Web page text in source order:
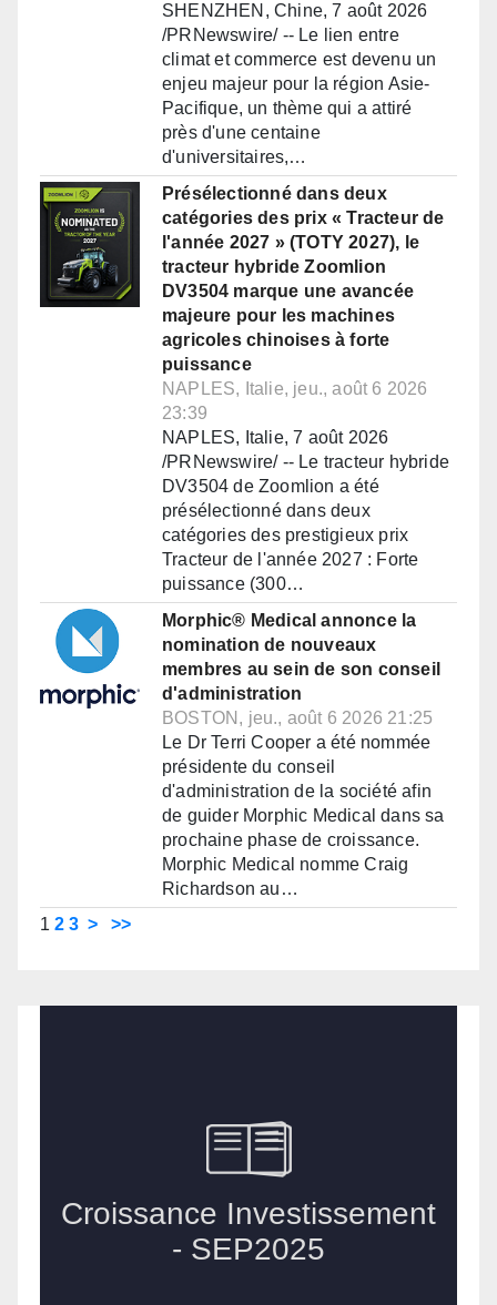
SHENZHEN, Chine, 7 août 2026
/PRNewswire/ -- Le lien entre
climat et commerce est devenu un
enjeu majeur pour la région Asie-
Pacifique, un thème qui a attiré
près d'une centaine
d'universitaires,…
Présélectionné dans deux
catégories des prix « Tracteur de
l'année 2027 » (TOTY 2027), le
tracteur hybride Zoomlion
DV3504 marque une avancée
majeure pour les machines
agricoles chinoises à forte
puissance
NAPLES, Italie, jeu., août 6 2026
23:39
NAPLES, Italie, 7 août 2026
/PRNewswire/ -- Le tracteur hybride
DV3504 de Zoomlion a été
présélectionné dans deux
catégories des prestigieux prix
Tracteur de l'année 2027 : Forte
puissance (300…
Morphic® Medical annonce la
nomination de nouveaux
membres au sein de son conseil
d'administration
BOSTON, jeu., août 6 2026 21:25
Le Dr Terri Cooper a été nommée
présidente du conseil
d'administration de la société afin
de guider Morphic Medical dans sa
prochaine phase de croissance.
Morphic Medical nomme Craig
Richardson au…
1 2 3 > >>